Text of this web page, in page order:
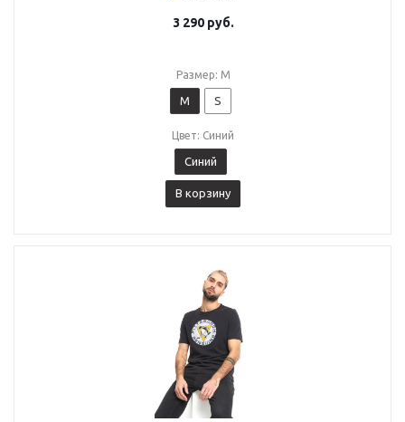
3 290руб.
Размер: M
M S
Цвет: Синий
Синий
В корзину